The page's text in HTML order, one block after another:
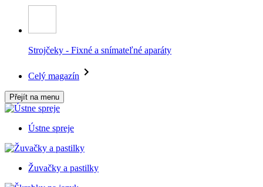
Strojčeky - Fixné a snímateľné aparáty
Celý magazín
Přejít na menu
Ústne spreje
Žuvačky a pastilky